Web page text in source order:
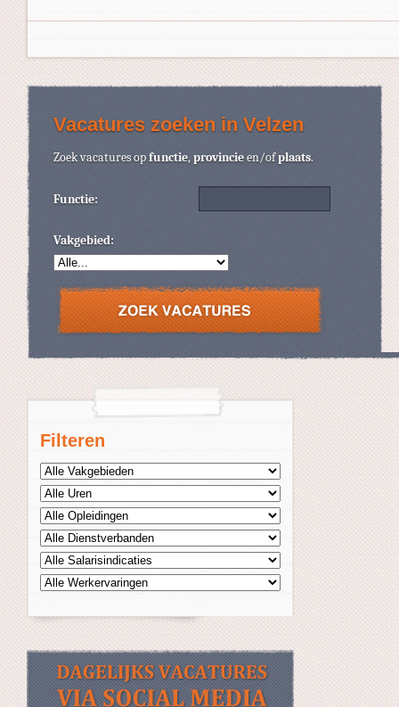
Filteren
Vacatures zoeken in Velzen
Zoek vacatures opfunctie,provincieen/ofplaats.
Functie:
Vakgebied: